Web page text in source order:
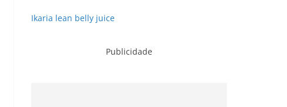
Ikaria lean belly juice
Publicidade